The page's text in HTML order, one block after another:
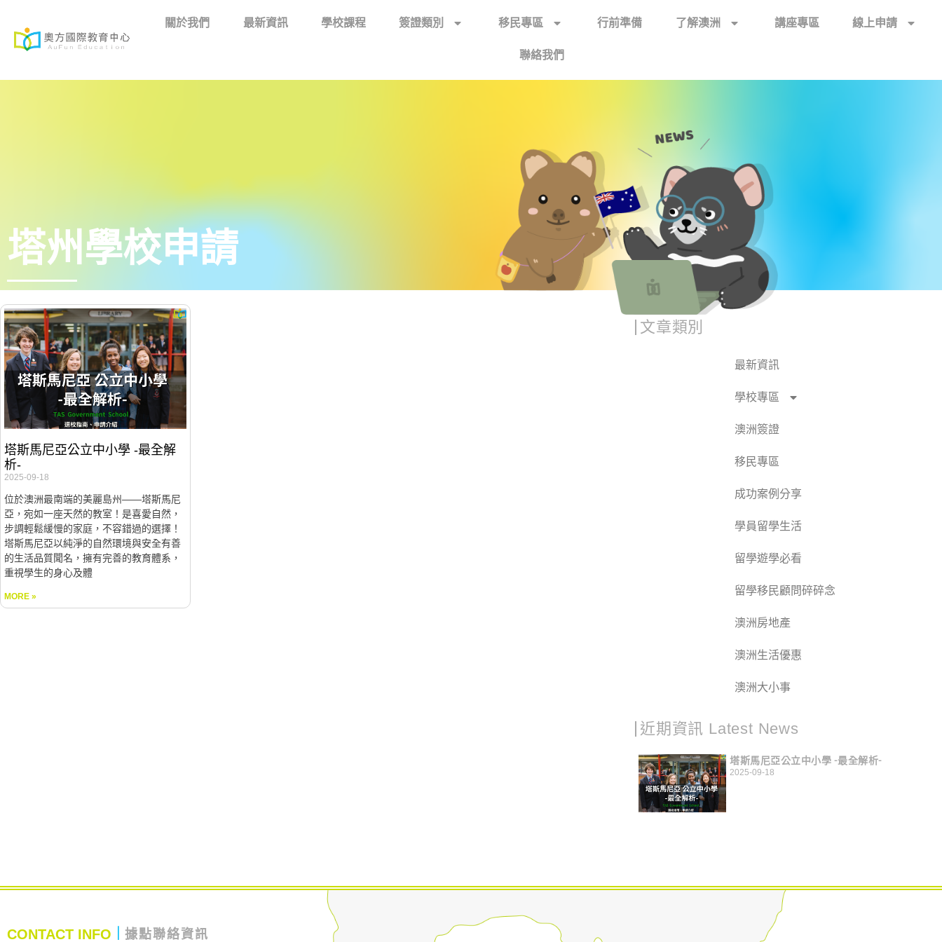
關於我們 最新資訊 學校課程 簽證類別 移民專區 行前準備 了解澳洲 講座專區 線上申請
聯絡我們
塔州學校申請
塔斯馬尼亞公立中小學 -最全解
析-
2025-09-18
位於澳洲最南端的美麗島州——塔斯馬尼
亞，宛如一座天然的教室！是喜愛自然，
步調輕鬆緩慢的家庭，不容錯過的選擇！
塔斯馬尼亞以純淨的自然環境與安全有善
的生活品質聞名，擁有完善的教育體系，
重視學生的身心及體
MORE »
文章類別
最新資訊
學校專區
澳洲簽證
移民專區
成功案例分享
學員留學生活
留學遊學必看
留學移民顧問碎碎念
澳洲房地產
澳洲生活優惠
澳洲大小事
近期資訊 Latest News
塔斯馬尼亞公立中小學 -最全解析-
2025-09-18
CONTACT INFO 據點聯絡資訊